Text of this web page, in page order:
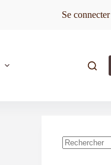
Se connecter